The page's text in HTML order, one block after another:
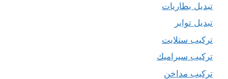
تبديل بطاريات
تبديل تواير
تركيب ستلايت
تركيب سيراميك
تركيب مداخن